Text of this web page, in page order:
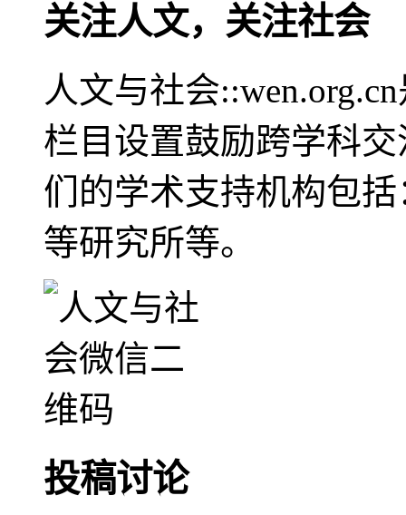
关注人文，关注社会
人文与社会
栏目设置鼓励跨学科
们的学术支持机构包
等研究所等。
投稿讨论